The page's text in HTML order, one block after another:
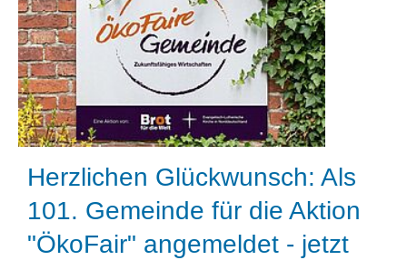
Herzlichen Glückwunsch: Als
101. Gemeinde für die Aktion
"ÖkoFair" angemeldet - jetzt